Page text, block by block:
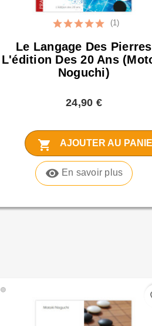
Le Langage Des Pierres
L'édition Des 20 Ans
Noguchi)
24,90 €
shopping_cart AJOUTER AU
visibility En savoir plus
(1)
🟢